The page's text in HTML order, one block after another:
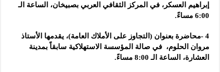
إبراهيم العسكر، في المركز الثقافي العربي بصبيخان، الساعة الـ
6:00 مساءً.
4 -محاضرة بعنوان (التجاوز على الأملاك العامة)، يقدمها الأستاذ
مروان الحلوم، في صالة المؤسسة الاستهلاكية سابقاً بمدينة
العشارة، الساعة الـ 8:00 مساءً.